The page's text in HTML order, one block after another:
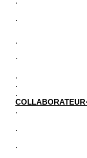
.
.
·
.
.
.
.
.
.